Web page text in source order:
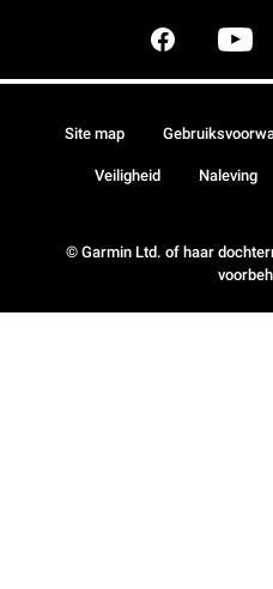
© Garmin Ltd. of haar
Site map
Veiligheid Naleving